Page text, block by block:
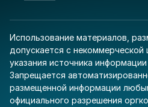
Использование материалов,
допускается с
указания источника
Запрещается
размещенной информации
официального разрешения